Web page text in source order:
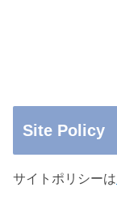
Site Policy
サイトポリシーは